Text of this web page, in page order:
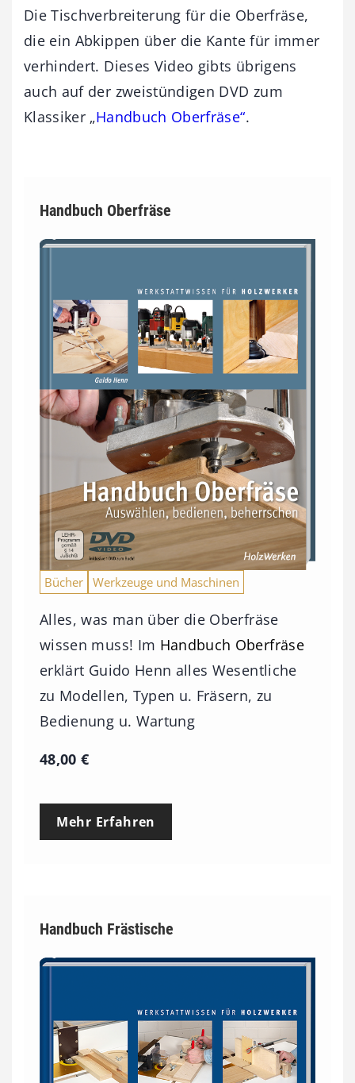
Die Tischverbreiterung für die Oberfräse,
die ein Abkippen über die Kante für immer
verhindert. Dieses Video gibts übrigens
auch auf der zweistündigen DVD zum
Klassiker „Handbuch Oberfräse“.
Handbuch Oberfräse
Bücher Werkzeuge und Maschinen
Alles, was man über die Oberfräse
wissen muss! Im Handbuch Oberfräse
erklärt Guido Henn alles Wesentliche
zu Modellen, Typen u. Fräsern, zu
Bedienung u. Wartung
48,00€
Mehr Erfahren
Handbuch Frästische